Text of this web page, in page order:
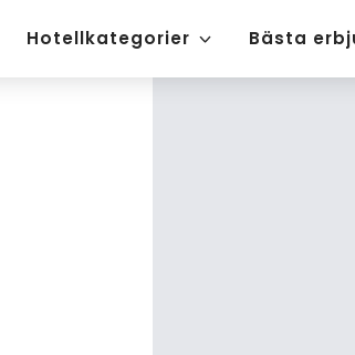
Hotellkategorier Bästa